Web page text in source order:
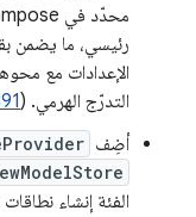
التدرّج الهرمي. (
أضِف
الفئة إنشاء